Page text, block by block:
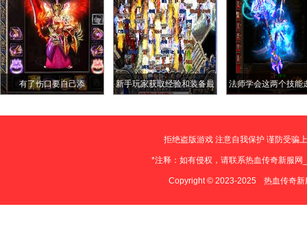
有了伤口要自己添 新手玩家获取经验和装备最 法师学会这两个技能
拒绝盗版游戏 注意自我保护 谨防受骗
*注释：如有侵权，请联系热血传奇新服
Copyright © 2023-2025 热血传奇